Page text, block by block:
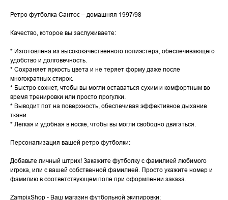
Ретро футболка Сантос – домашняя 1997/98
Качество, которое вы заслуживаете:
* Изготовлена из высококачественного полиэстера, обеспечивающего
удобство и долговечность.
* Сохраняет яркость цвета и не теряет форму даже после
многократных стирок.
* Быстро сохнет, чтобы вы могли оставаться сухим и комфортным во
время тренировки или просто прогулки.
* Выводит пот на поверхность, обеспечивая эффективное дыхание
ткани.
* Легкая и удобная в носке, чтобы вы могли свободно двигаться.
Персонализация вашей ретро футболки:
Добавьте личный штрих! Закажите футболку с фамилией любимого
игрока, или с вашей собственной фамилией. Просто укажите номер и
фамилию в соответствующем поле при оформлении заказа.
ZampixShop - Ваш магазин футбольной экипировки: